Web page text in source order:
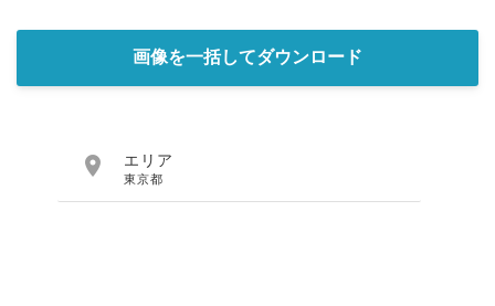
画像を一括してダウンロード
 エリア
東京都